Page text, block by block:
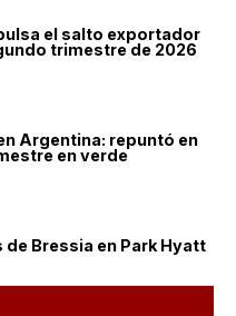
el salto exportador
trimestre de 2026
Argentina: repuntó en
en verde
de Bressia en Park Hyatt